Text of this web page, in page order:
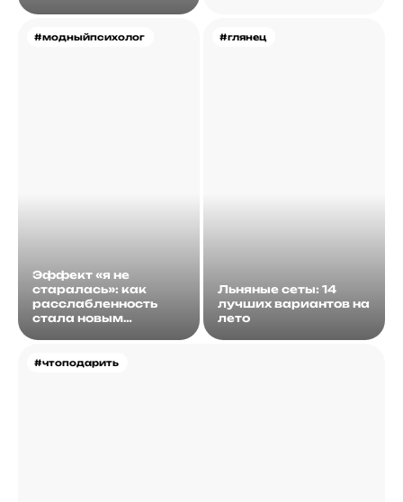
#модныйпсихолог
Эффект «я не
старалась»: как
расслабленность
стала новым
#чтоподарить
#глянец
Льняные сеты: 14
лучших вариантов на
лето